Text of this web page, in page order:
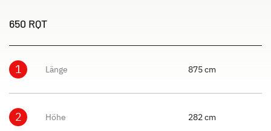
650 RQT
1 Länge 875 cm
2 Höhe 282 cm